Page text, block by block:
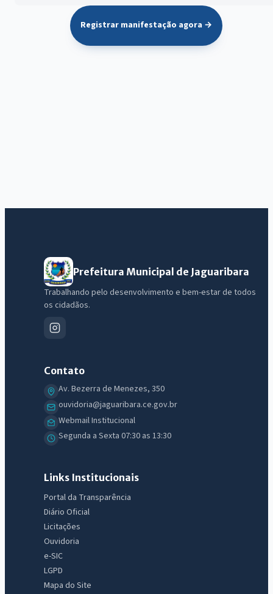
Registrar manifestação agora →
Prefeitura Municipal de Jaguaribara
Trabalhando pelo desenvolvimento e bem-estar de todos
os cidadãos.
Contato
Av. Bezerra de Menezes, 350
ouvidoria@jaguaribara.ce.gov.br
Webmail Institucional
Segunda a Sexta 07:30 as 13:30
Links Institucionais
Portal da Transparência
Diário Oficial
Licitações
Ouvidoria
e-SIC
LGPD
Mapa do Site
IntGest AI